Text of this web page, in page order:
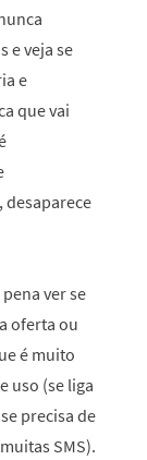
e veja se
e
que vai
desaparece
ver se
oferta ou
é muito
uso (se liga
precisa de
SMS).